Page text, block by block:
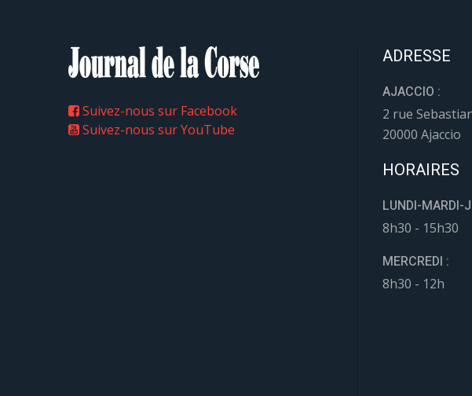
Suivez-nous sur Facebook
Suivez-nous sur YouTube
ADRESSE
AJACCIO :
2 rue
20000 Ajaccio
HORAIRES
LUNDI-MARDI-
8h30 - 15h30
MERCREDI :
8h30 - 12h